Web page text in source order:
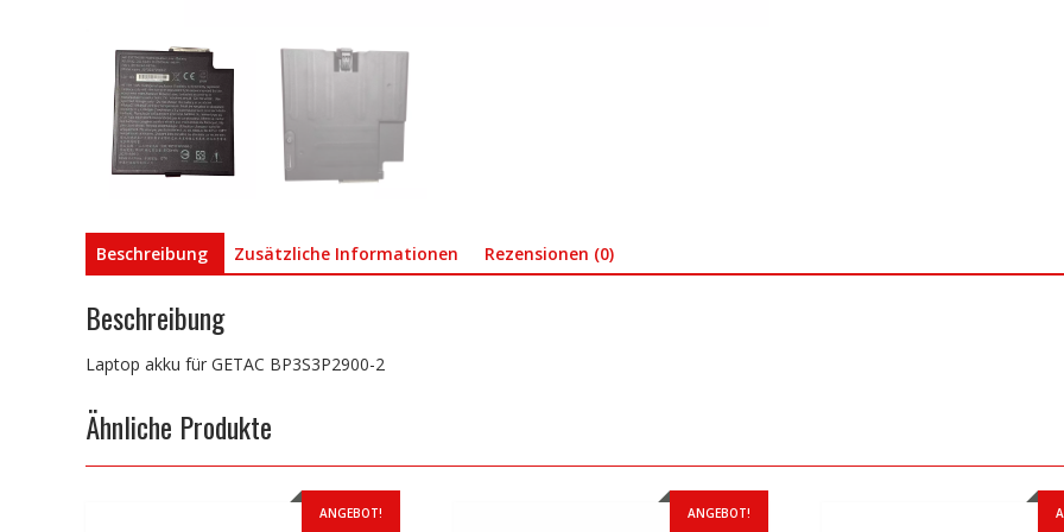
Beschreibung Zusätzliche Informationen Rezensionen (0)
Beschreibung
Laptop akku für GETAC BP3S3P2900-2
Ähnliche Produkte
ANGEBOT! ANGEBOT!